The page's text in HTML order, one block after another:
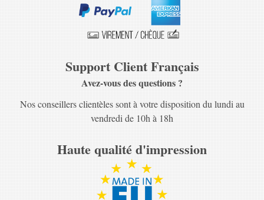
Support Client Français
Avez-vous des questions ?
Nos conseillers clientèles sont à votre disposition du lundi au
vendredi de 10h à 18h
Haute qualité d'impression